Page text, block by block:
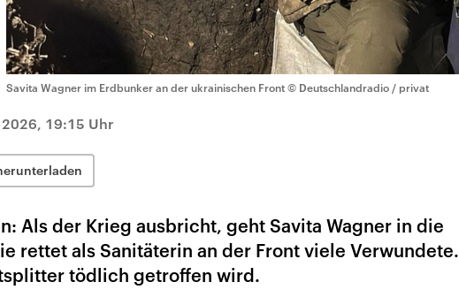
Savita Wagner im Erdbunker an der ukrainischen Front © Deutschlandradio / privat
19:15 Uhr
Als der Krieg ausbricht, geht Savita Wagner in die
rettet als Sanitäterin an der Front viele Verwundete.
tödlich getroffen wird.